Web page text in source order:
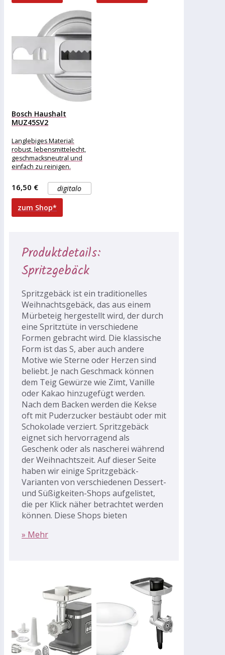
MUM4450,
Bosch Haushalt
MUZ45SV2
Metall
Langlebiges Material:
robust, lebensmittelecht,
geschmacksneutral und
einfach zu reinigen.
erhältlichem Fleischwolf.
Zubereitung von
Spritzgebäck auch in
größeren
digitalo
16,50 €
zum Shop*
Produktdetails:
Spritzgebäck
Spritzgebäck ist ein traditionelles
Weihnachtsgebäck, das aus einem
Mürbeteig hergestellt wird, der durch
eine Spritztüte in verschiedene
Formen gebracht wird. Die klassische
Form ist das S, aber auch andere
Motive wie Sterne oder Herzen sind
beliebt. Je nach Geschmack können
dem Teig Gewürze wie Zimt, Vanille
oder Kakao hinzugefügt werden.
Nach dem Backen werden die Kekse
oft mit Puderzucker bestäubt oder mit
Schokolade verziert. Spritzgebäck
eignet sich hervorragend als
Geschenk oder als nascherei während
der Weihnachtszeit. Auf dieser Seite
haben wir einige Spritzgebäck-
Varianten von verschiedenen Dessert-
und Süßigkeiten-Shops aufgelistet,
die per Klick näher betrachtet werden
können. Diese Shops bieten
» Mehr